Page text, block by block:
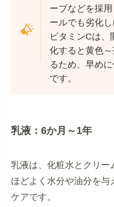
ーブなどを採
ールでも劣化し
ビタミンCは、
化すると黄色
るため、早め
です。
乳液：6か月～1年
乳液は、化粧水とクリー
ほどよく水分や油分を与
ケアです。